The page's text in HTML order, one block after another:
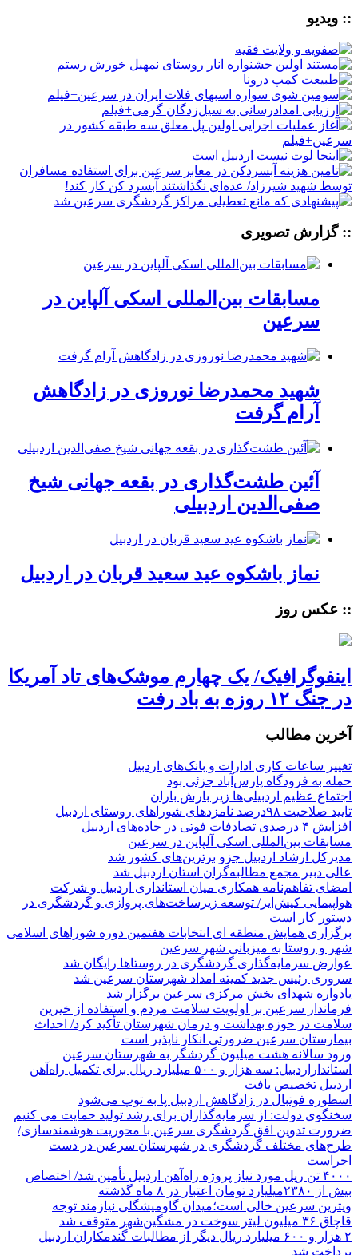
:: ویدیو
:: گزارش تصویری
مسابقات بین‌المللی اسکی آلپاین در
سرعین
شهید محمدرضا نوروزی در زادگاهش
آرام گرفت
آئین طشت‌گذاری در بقعه جهانی شیخ
صفی‌الدین اردبیلی
نماز باشکوه عید سعید قربان در اردبیل
:: عکس روز
اینفوگرافیک/ یک چهارم موشک‌های تاد آمریکا
در جنگ ۱۲ روزه به باد رفت
آخرین مطالب
تغییر ساعات کاری ادارات و بانک‌های اردبیل
حمله به فرودگاه پارس‌‌آباد جزئی بود
اجتماع عظیم اردبیلی‌ها زیر بارش باران
تایید صلاحیت ۹۸درصد نامزدهای شوراهای روستای اردبیل
افزایش ۴ درصدی تصادفات فوتی در جاده‌های اردبیل
مسابقات بین‌المللی اسکی آلپاین در سرعین
مدیرکل ارشاد اردبیل جزو برترین‌های کشور شد
عالی دبیر مجمع مطالبه‌گران استان اردبیل شد
امضای تفاهم‌نامه همکاری میان استانداری اردبیل و شرکت
هواپیمایی کیش‌ایر/ توسعه زیرساخت‌های پروازی و گردشگری در
دستور کار است
برگزاری همایش منطقه ای انتخابات هفتمین دوره شوراهای اسلامی
شهر و روستا به میزبانی شهر سرعین
عوارض سرمایه‌گذاری گردشگری در روستاها رایگان شد
سروری رئیس جدید کمیته امداد شهرستان سرعین شد
یادواره شهدای بخش مرکزی سرعین برگزار شد
فرماندار سرعین بر اولویت سلامت مردم و استفاده از خیرین
سلامت در حوزه بهداشت و درمان شهرستان تأکید کرد/ احداث
بیمارستان سرعین ضرورتی انکار ناپذیر است
ورود سالانه هشت میلیون گردشگر به شهرستان سرعین
استانداراردبیل: سه هزار و ۵۰۰ میلیارد ریال برای تکمیل راه‌آهن
اردبیل تخصیص یافت
اسطوره فوتبال در زادگاهش اردبیل پا به توپ می‌شود
سخنگوی دولت: از سرمایه‌گذاران برای رشد تولید حمایت می کنیم
ضرورت تدوین افق گردشگری سرعین با محوریت هوشمندسازی/
طرح‌های مختلف گردشگری در شهرستان سرعین در دست
اجراست
۴۰۰۰ تن ریل مورد نیاز پروژه راه‌آهن اردبیل تأمین شد/ اختصاص
بیش از ۲۳۸۰میلیارد تومان اعتبار در ۸ ماه گذشته
ویترین سرعین خالی است؛میدان گاومیشگلی نیازمند توجه
قاچاق ۳۶ میلیون لیتر سوخت در مشگین‌شهر متوقف شد
۲ هزار و ۶۰۰‌ میلیارد ریال دیگر از مطالبات گندمکاران اردبیل
پرداخت شد